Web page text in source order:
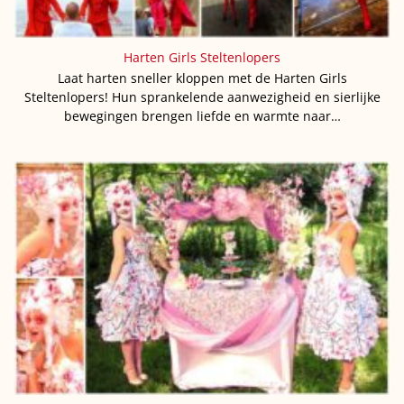
Harten Girls Steltenlopers
Laat harten sneller kloppen met de Harten Girls
Steltenlopers! Hun sprankelende aanwezigheid en sierlijke
bewegingen brengen liefde en warmte naar…